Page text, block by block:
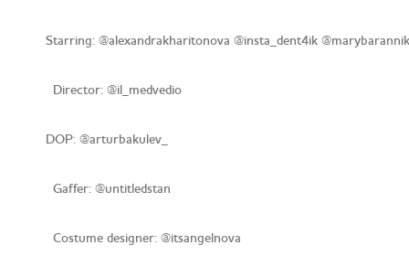
Starring: @alexandrakharitonova @insta_dent4ik
Director: @il_medvedio
DOP: @arturbakulev_
Gaffer: @untitledstan
Сostume designer: @itsangelnova